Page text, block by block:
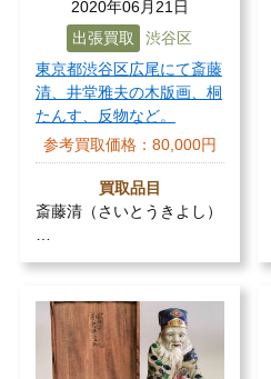
2020年06月21日
出張買取
渋谷区
東京都渋谷区広尾にて斎藤
清、井堂雅夫の木版画、桐
たんす、反物など。
参考買取価格： 80,000円
買取品目
斎藤清（さいとうきよし）